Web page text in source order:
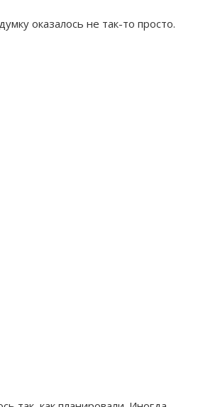
оказалось не так-то просто.